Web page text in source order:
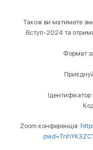
Також ви матимете
Вступ-2024 та
Формат
Zoom конференція: